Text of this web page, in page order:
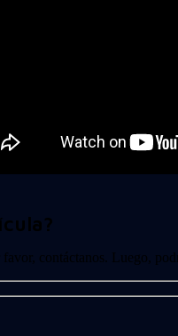
contáctanos. Luego,